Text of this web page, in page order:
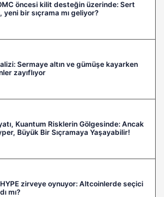
öncesi kilit desteğin üzerinde: Sert
yeni bir sıçrama mı geliyor?
Sermaye altın ve gümüşe kayarken
zayıflıyor
Kuantum Risklerin Gölgesinde: Ancak
Büyük Bir Sıçramaya Yaşayabilir!
zirveye oynuyor: Altcoinlerde seçici
mı?